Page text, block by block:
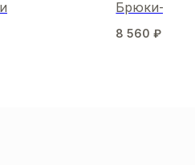
Брюки-
8 560 ₽